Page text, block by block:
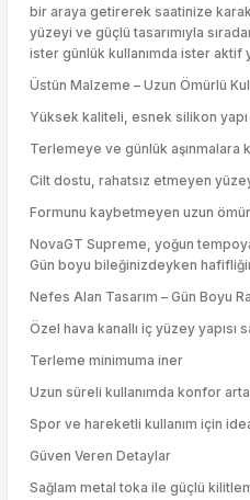
bir araya getirerek saatinize
yüzeyi ve güçlü tasarımıyla
ister günlük kullanımda ister aktif
Üstün Malzeme – Uzun Ömürlü
Yüksek kaliteli, esnek silikon yapı
Terlemeye ve günlük aşınmalara
Cilt dostu, rahatsız etmeyen
Formunu kaybetmeyen uzun
NovaGT Supreme, yoğun
Gün boyu bileğinizdeyken
Nefes Alan Tasarım – Gün Boyu
Özel hava kanallı iç yüzey yapısı
Terleme minimuma iner
Uzun süreli kullanımda konfor
Spor ve hareketli kullanım için
Güven Veren Detaylar
Sağlam metal toka ile güçlü